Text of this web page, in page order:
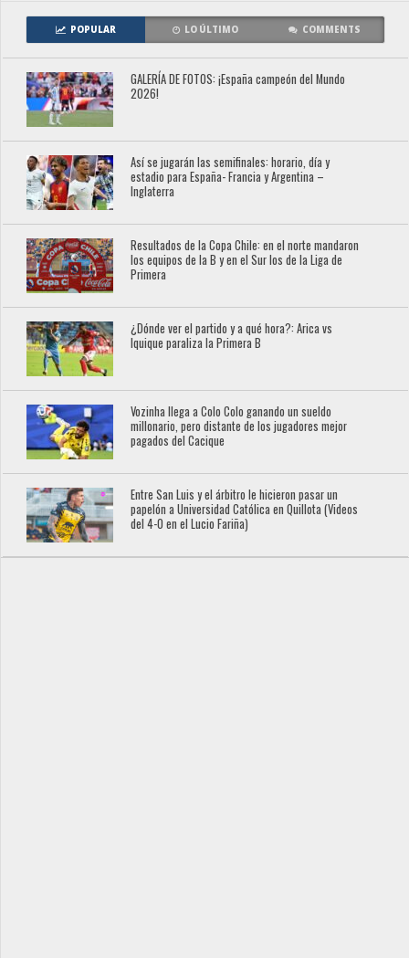
POPULAR LO ÚLTIMO COMMENTS
GALERÍA DE FOTOS: ¡España campeón del Mundo
2026!
Así se jugarán las semifinales: horario, día y
estadio para España- Francia y Argentina –
Inglaterra
Resultados de la Copa Chile: en el norte mandaron
los equipos de la B y en el Sur los de la Liga de
Primera
¿Dónde ver el partido y a qué hora?: Arica vs
Iquique paraliza la Primera B
Vozinha llega a Colo Colo ganando un sueldo
millonario, pero distante de los jugadores mejor
pagados del Cacique
Entre San Luis y el árbitro le hicieron pasar un
papelón a Universidad Católica en Quillota (Videos
del 4-0 en el Lucio Fariña)